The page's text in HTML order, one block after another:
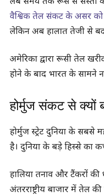
वैश्विक तेल संकट के असर
लेकिन अब हालात तेजी से
अमेरिका द्वारा रूसी तेल
होने के बाद भारत के सामने
होर्मुज संकट से क्यों
होर्मुज स्ट्रेट दुनिया के सबसे
है। दुनिया के बड़े हिस्से का
हालिया तनाव और टैंकरों
अंतरराष्ट्रीय बाजार में तेल